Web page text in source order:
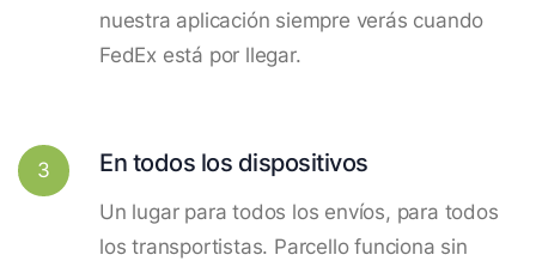
nuestra aplicación siempre verás cuando
FedEx está por llegar.
3 En todos los dispositivos
Un lugar para todos los envíos, para todos
los transportistas. Parcello funciona sin